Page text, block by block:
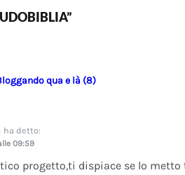
qua e là (8)
ha detto:
09:59
progetto,ti dispiace se lo